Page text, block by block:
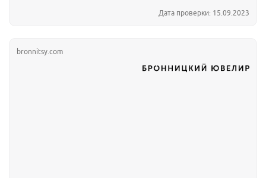
Дата проверки: 15.09.2023
bronnitsy.com